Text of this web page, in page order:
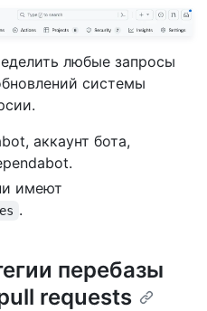
любые запросы
системы
аккаунт бота,
имеют
.
перебазы
requests